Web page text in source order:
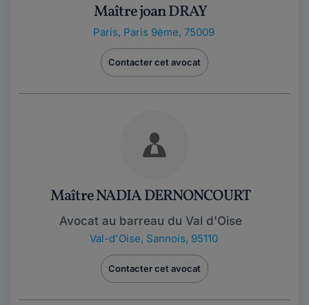
Maître joan DRAY
Paris, Paris 9ème, 75009
Contacter cet avocat
Maître NADIA DERNONCOURT
Avocat au barreau du Val d'Oise
Val-d'Oise, Sannois, 95110
Contacter cet avocat